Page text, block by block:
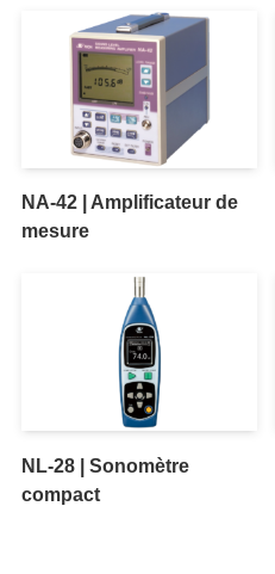
NA-42 | Amplificateur de
mesure
NL-28 | Sonomètre
compact